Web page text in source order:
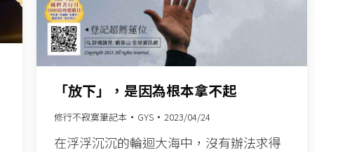
「放下」，是因為根本拿不起
修行不寂寞筆記本 GYS 2023/04/24
在浮浮沉沉的輪迴大海中，沒有辦法求得